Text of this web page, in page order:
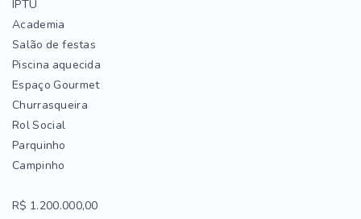
IPTU
Academia
Salão de festas
Piscina aquecida
Espaço Gourmet
Churrasqueira
Rol Social
Parquinho
Campinho
R$ 1.200.000,00